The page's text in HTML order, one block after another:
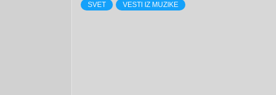
SVET VESTI IZ MUZIKE